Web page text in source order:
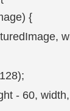
{
128);
- 60,